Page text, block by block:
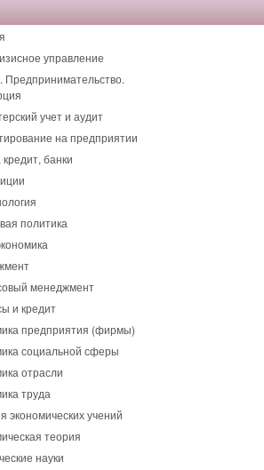
управление
Предпринимательство.
учет и аудит
на предприятии
кредит, банки
политика
менеджмент
и кредит
предприятия (фирмы)
социальной сферы
отрасли
труда
экономических учений
теория
науки